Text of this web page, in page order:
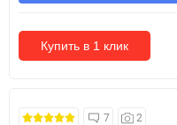
Купить в 1 клик
7 2